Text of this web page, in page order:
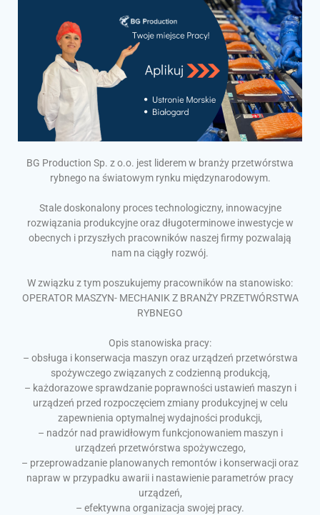
BG Production Sp. z o.o. jest liderem w branży przetwórstwa
rybnego na światowym rynku międzynarodowym.
Stale doskonalony proces technologiczny, innowacyjne
rozwiązania produkcyjne oraz długoterminowe inwestycje w
obecnych i przyszłych pracowników naszej firmy pozwalają
nam na ciągły rozwój.
W związku z tym poszukujemy pracowników na stanowisko:
OPERATOR MASZYN- MECHANIK Z BRANŻY PRZETWÓRSTWA
RYBNEGO
Opis stanowiska pracy:
– obsługa i konserwacja maszyn oraz urządzeń przetwórstwa
spożywczego związanych z codzienną produkcją,
– każdorazowe sprawdzanie poprawności ustawień maszyn i
urządzeń przed rozpoczęciem zmiany produkcyjnej w celu
zapewnienia optymalnej wydajności produkcji,
– nadzór nad prawidłowym funkcjonowaniem maszyn i
urządzeń przetwórstwa spożywczego,
– przeprowadzanie planowanych remontów i konserwacji oraz
napraw w przypadku awarii i nastawienie parametrów pracy
urządzeń,
– efektywna organizacja swojej pracy.